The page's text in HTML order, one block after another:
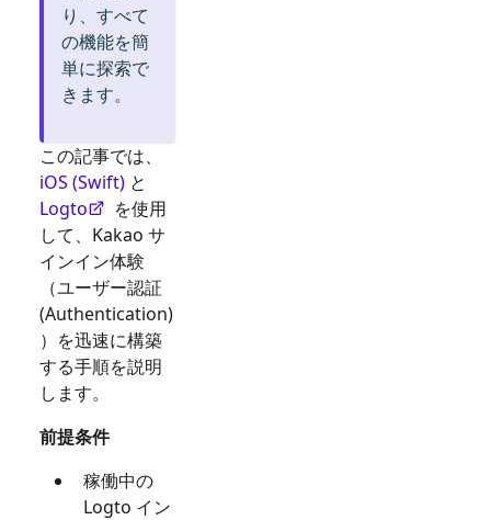
り、すべて
の機能を簡
単に探索で
きます。
この記事では、
iOS (Swift) と
Logto
を使用
して、 Kakao サ
インイン体験
（ユーザー認証
(Authentication)
）を迅速に構築
する手順を説明
します。
前提条件
稼働中の
Logto イン